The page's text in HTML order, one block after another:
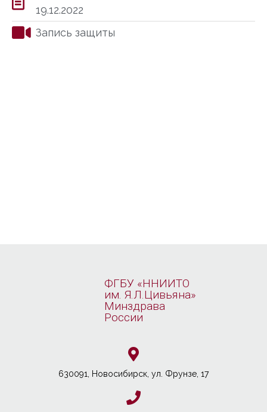
19.12.2022
Запись защиты
ФГБУ «ННИИТО
им. Я.Л.Цивьяна»
Минздрава
России
630091, Новосибирcк, ул. Фрунзе, 17